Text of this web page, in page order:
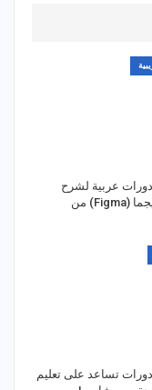
أفضل 5 دورات عربية لشرح
وتعليم فيجما (Figma) من
أفضل 5 دورات تساعد على تعليم